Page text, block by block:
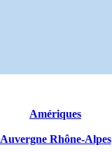
Amériques
Auvergne Rhône-Alpes